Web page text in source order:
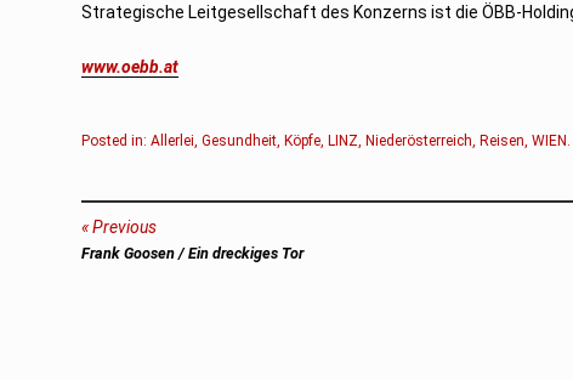
Strategische Leitgesellschaft des Konzerns ist die ÖBB-Holding
www.oebb.at
Posted in:Allerlei ,Gesundheit ,Köpfe ,LINZ ,Niederösterreich ,Reisen ,WIEN
Beitragsnavigation
Previous
Previous
Frank Goosen / Ein dreckiges Tor